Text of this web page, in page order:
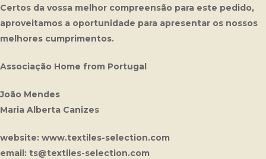
Certos da vossa melhor compreensão para este pedido,
aproveitamos a oportunidade para apresentar os nossos
melhores cumprimentos.
Associação Home from Portugal
João Mendes
Maria Alberta Canizes
website: www.textiles-selection.com
email: ts@textiles-selection.com